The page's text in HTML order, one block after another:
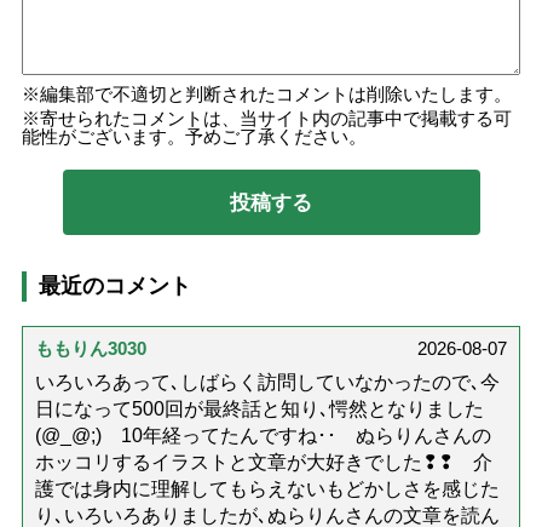
編集部で不適切と判断されたコメントは削除いたします。
寄せられたコメントは、当サイト内の記事中で掲載する可
能性がございます。予めご了承ください。
最近のコメント
ももりん3030
2026-08-07
いろいろあって､しばらく訪問していなかったので､今
日になって500回が最終話と知り､愕然となりました
(@_@;) 10年経ってたんですね･･ ぬらりんさんの
ホッコリするイラストと文章が大好きでした❢❢ 介
護では身内に理解してもらえないもどかしさを感じた
り､いろいろありましたが､ぬらりんさんの文章を読ん